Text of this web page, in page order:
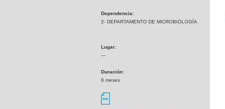
Dependencia:
2- DEPARTAMENTO DE MICROBIOLOGÍA
Lugar:
---
Duración:
6 meses